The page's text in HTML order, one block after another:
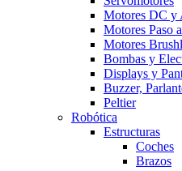
Motores DC y
Motores Paso
Motores
Bombas y
Displays y
Buzzer,
Peltier
Robótica
Estructuras
Coches
Brazos